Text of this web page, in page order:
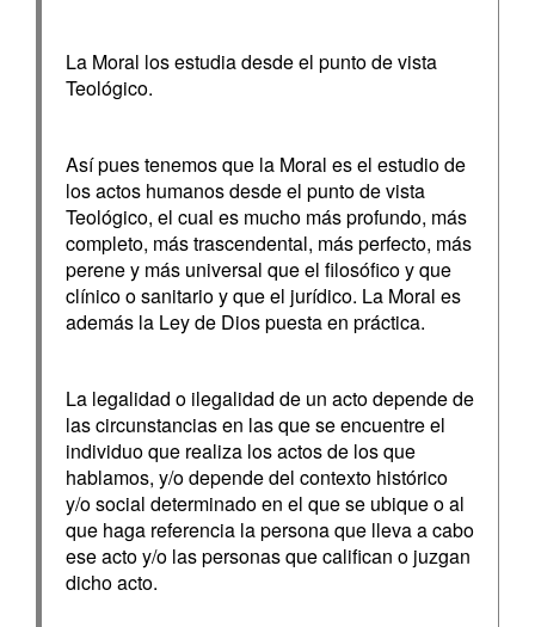
La Moral los estudia desde el punto de vista
Teológico.
Así pues tenemos que la Moral es el estudio de
los actos humanos desde el punto de vista
Teológico, el cual es mucho más profundo, más
completo, más trascendental, más perfecto, más
perene y más universal que el filosófico y que
clínico o sanitario y que el jurídico. La Moral es
además la Ley de Dios puesta en práctica.
La legalidad o ilegalidad de un acto depende de
las circunstancias en las que se encuentre el
individuo que realiza los actos de los que
hablamos, y/o depende del contexto histórico
y/o social determinado en el que se ubique o al
que haga referencia la persona que lleva a cabo
ese acto y/o las personas que califican o juzgan
dicho acto.